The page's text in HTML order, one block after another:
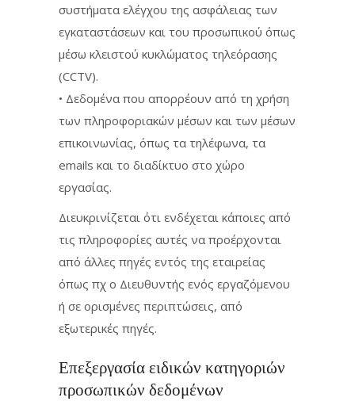
συστήματα ελέγχου της ασφάλειας των
εγκαταστάσεων και του προσωπικού όπως
μέσω κλειστού κυκλώματος τηλεόρασης
(CCTV).
• Δεδομένα που απορρέουν από τη χρήση
των πληροφοριακών μέσων και των μέσων
επικοινωνίας, όπως τα τηλέφωνα, τα
emails και το διαδίκτυο στο χώρο
εργασίας.
Διευκρινίζεται ότι ενδέχεται κάποιες από
τις πληροφορίες αυτές να προέρχονται
από άλλες πηγές εντός της εταιρείας
όπως πχ ο Διευθυντής ενός εργαζόμενου
ή σε ορισμένες περιπτώσεις, από
εξωτερικές πηγές.
Επεξεργασία ειδικών κατηγοριών
προσωπικών δεδομένων